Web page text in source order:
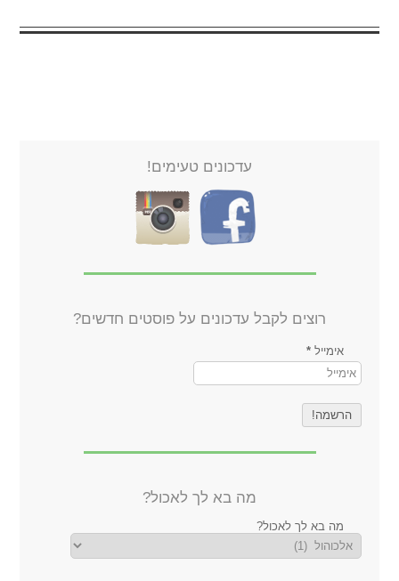
עדכונים טעימים!
רוצים לקבל עדכונים על פוסטים חדשים?
אימייל*
מה בא לך לאכול?
מה בא לך לאכול?